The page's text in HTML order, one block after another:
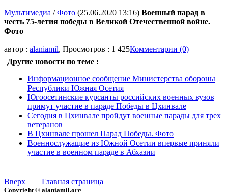
Мультимедиа /Фото (25.06.2020 13:16) Военный парад в
честь 75-летия победы в Великой Отечественной войне.
Фото
автор : alaniamil, Просмотров : 1 425Комментарии (0)
Другие новости по теме :
Информационное сообщение Министерства обороны
Республики Южная Осетия
Югоосетинские курсанты российских военных вузов
примут участие в параде Победы в Цхинвале
Сегодня в Цхинвале пройдут военные парады для трех
ветеранов
В Цхинвале прошел Парад Победы. Фото
Военнослужащие из Южной Осетии впервые приняли
участие в военном параде в Абхазии
Вверх Главная страница
Copyright © alaniamil.org